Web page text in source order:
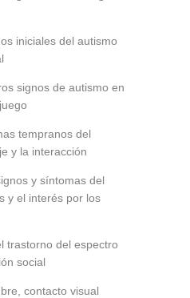
iniciales del autismo
signos de autismo en
tempranos del
y la interacción
y síntomas del
y el interés por los
trastorno del espectro
social
contacto visual